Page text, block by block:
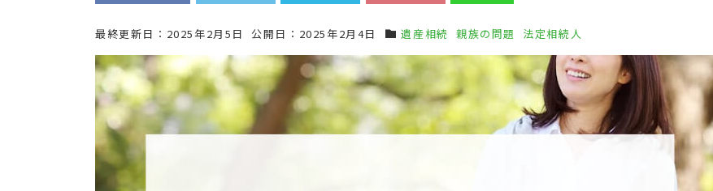
最終更新日： 2025年2月5日 公開日： 2025年2月4日 遺産相続 親族の問題 法定相続人